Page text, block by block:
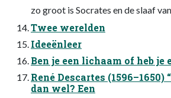
zo groot is Socrates en de slaaf
Twee werelden
Ideeënleer
Ben je een lichaam of heb je
René Descartes
dan wel? Een